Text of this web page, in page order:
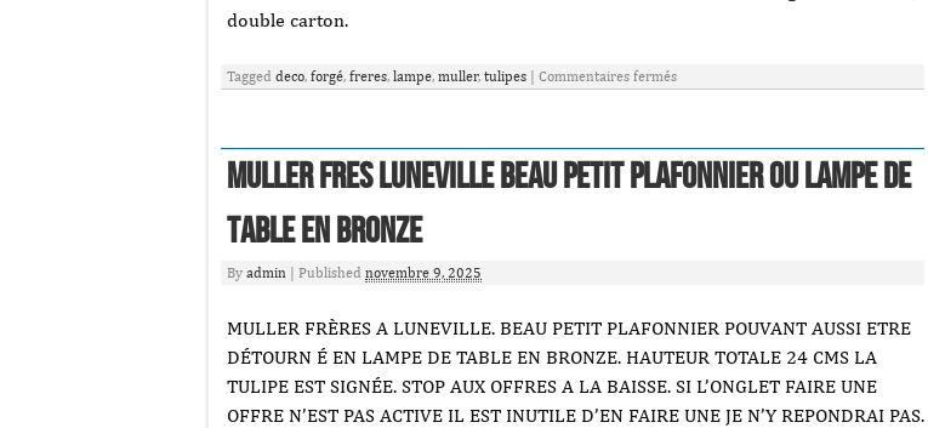
double carton.
Tagged deco, forgé, freres, lampe, muller, tulipes Commentaires fermés
Muller Fres Luneville Beau Petit Plafonnier Ou Lampe De
Table En Bronze
By admin Published novembre 9, 2025
MULLER FRÈRES A LUNEVILLE. BEAU PETIT PLAFONNIER POUVANT AUSSI ETRE
DÉTOURN É EN LAMPE DE TABLE EN BRONZE. HAUTEUR TOTALE 24 CMS LA
TULIPE EST SIGNÉE. STOP AUX OFFRES A LA BAISSE. SI L’ONGLET FAIRE UNE
OFFRE N’EST PAS ACTIVE IL EST INUTILE D’EN FAIRE UNE JE N’Y REPONDRAI PAS.